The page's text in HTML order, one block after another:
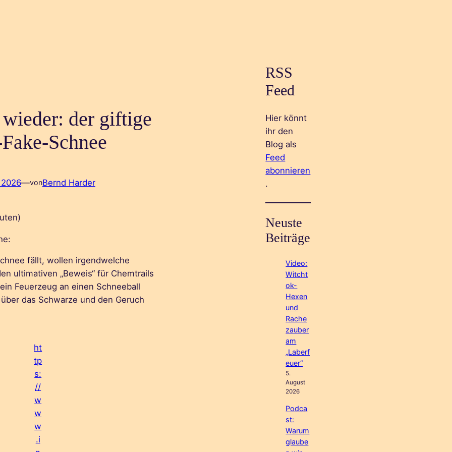
der giftige
Schnee
—vonBernd Harder
fällt, wollen irgendwelche
ultimativen „Beweis“ für Chemtrails
Feuerzeug an einen Schneeball
das Schwarze und den Geruch
ht
tp
s:
//
w
w
w
.i
RSS
Feed
Hier könnt
ihr den
Blog als
Feed
abonnieren
.
Neuste
Beiträge
Video:
Witcht
ok-
Hexen
und
Rache
zauber
am
„Laberf
euer“
5.
August
2026
Podca
st:
Warum
glaube